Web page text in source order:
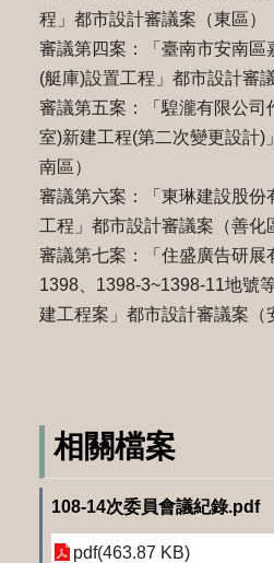
程」都市設計審議案（東區）
審議第四案：「臺南市安南區
(艇庫)設置工程」都市設計審
審議第五案：「騜瀧有限公司
室)新建工程(第二次變更設計)
南區）
審議第六案：「東琳建設股份
工程」都市設計審議案（善化
審議第七案：「住盛廣告研展
1398、1398-3~1398-11地號
建工程案」都市設計審議案（
相關檔案
108-14次委員會議紀錄.pdf
pdf(463.87 KB)